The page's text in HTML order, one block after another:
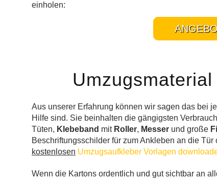
einholen:
Aus unserer Erfahrung können wir sagen das bei
Hilfe sind. Sie beinhalten die gängigsten
Tüten, Klebeband mit Roller, Messer und große
Beschriftungsschilder für zum Ankleben an die
kostenlosen Umzugsaufkleber Vorlagen
Wenn die Kartons ordentlich und gut sichtbar an